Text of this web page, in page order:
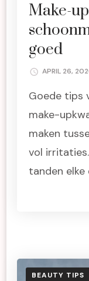
Make-
goed
APRIL 26,
Goede tips
make-
maken
vol
tanden
BEAUTY TIPS